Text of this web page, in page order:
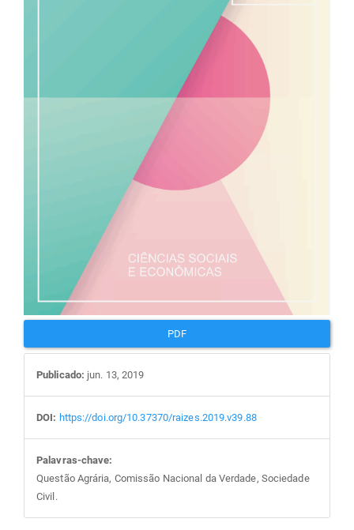
PDF
Publicado: jun. 13, 2019
DOI: https://doi.org/10.37370/raizes.2019.v39.88
Palavras-chave:
Questão Agrária, Comissão Nacional da Verdade, Sociedade
Civil.